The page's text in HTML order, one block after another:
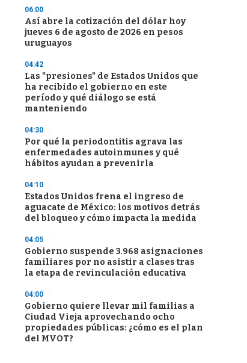
06:00
Así abre la cotización del dólar hoy
jueves 6 de agosto de 2026 en pesos
uruguayos
04:42
Las "presiones" de Estados Unidos que
ha recibido el gobierno en este
período y qué diálogo se está
manteniendo
04:30
Por qué la periodontitis agrava las
enfermedades autoinmunes y qué
hábitos ayudan a prevenirla
04:10
Estados Unidos frena el ingreso de
aguacate de México: los motivos detrás
del bloqueo y cómo impacta la medida
04:05
Gobierno suspende 3.968 asignaciones
familiares por no asistir a clases tras
la etapa de revinculación educativa
04:00
Gobierno quiere llevar mil familias a
Ciudad Vieja aprovechando ocho
propiedades públicas: ¿cómo es el plan
del MVOT?